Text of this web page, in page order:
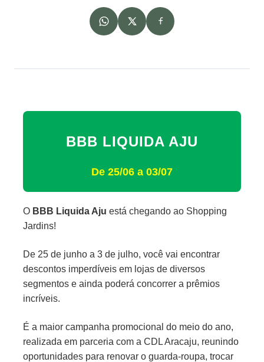
BBB LIQUIDA AJU
De 25/06 a 03/07
O BBB Liquida Aju está chegando ao Shopping
Jardins!
De 25 de junho a 3 de julho, você vai encontrar
descontos imperdíveis em lojas de diversos
segmentos e ainda poderá concorrer a prêmios
incríveis.
É a maior campanha promocional do meio do ano,
realizada em parceria com a CDL Aracaju, reunindo
oportunidades para renovar o guarda-roupa, trocar